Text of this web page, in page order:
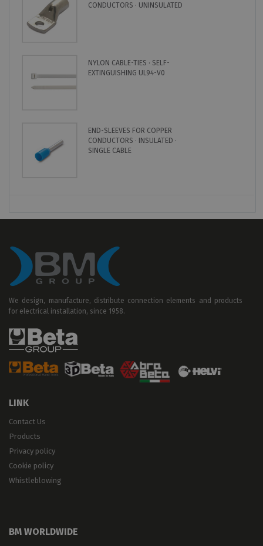
CONDUCTORS · UNINSULATED
NYLON CABLE-TIES · SELF-
EXTINGUISHING UL94-V0
END-SLEEVES FOR COPPER
CONDUCTORS · INSULATED ·
SINGLE CABLE
We design, manufacture, distribute connection elements and products
for electrical installation, since 1958.
LINK
Contact Us
Products
Privacy policy
Cookie policy
Whistleblowing
BM WORLDWIDE